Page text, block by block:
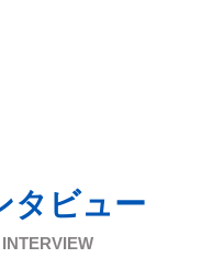
タビュー
INTERVIEW